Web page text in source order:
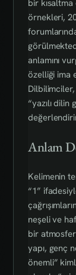
bir
örnekleri,
anlamını
özelliği ima
“yazılı
Anlam
Kelimenin
“1”
neşeli ve
bir
yapı, genç
önemli”